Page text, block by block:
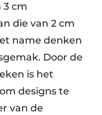
3 cm
die van 2 cm
name denken
Door de
is het
designs te
van de